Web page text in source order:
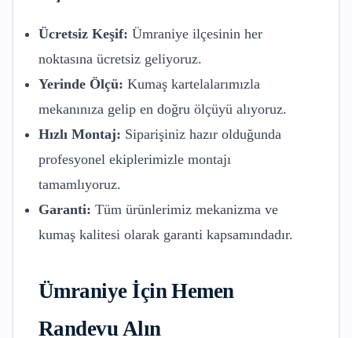
Ücretsiz Keşif: Ümraniye ilçesinin her
noktasına ücretsiz geliyoruz.
Yerinde Ölçü: Kumaş kartelalarımızla
mekanınıza gelip en doğru ölçüyü alıyoruz.
Hızlı Montaj: Siparişiniz hazır olduğunda
profesyonel ekiplerimizle montajı
tamamlıyoruz.
Garanti: Tüm ürünlerimiz mekanizma ve
kumaş kalitesi olarak garanti kapsamındadır.
Ümraniyeİçin Hemen
Randevu Alın